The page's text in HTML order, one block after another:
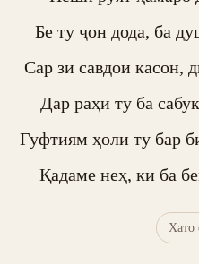
Бе ту ҷон дода, ба
Сар зи савдои касон,
Дар раҳи ту ба
Гуфтиям ҳоли ту бар
Қадаме неҳ, ки ба
Хато